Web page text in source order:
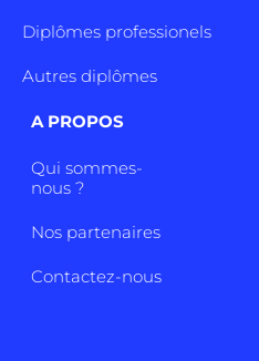
Diplômes professionels
Autres diplômes
A PROPOS
Qui sommes-
nous ?
Nos partenaires
Contactez-nous